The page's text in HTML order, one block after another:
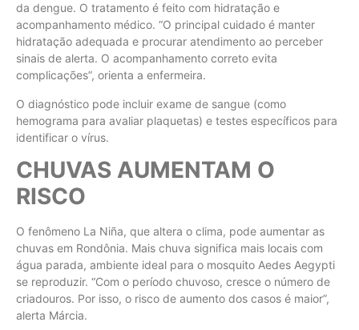
da dengue. O tratamento é feito com hidratação e
acompanhamento médico. “O principal cuidado é manter
hidratação adequada e procurar atendimento ao perceber
sinais de alerta. O acompanhamento correto evita
complicações”, orienta a enfermeira.
O diagnóstico pode incluir exame de sangue (como
hemograma para avaliar plaquetas) e testes específicos para
identificar o vírus.
CHUVAS AUMENTAM O
RISCO
O fenômeno La Niña, que altera o clima, pode aumentar as
chuvas em Rondônia. Mais chuva significa mais locais com
água parada, ambiente ideal para o mosquito Aedes Aegypti
se reproduzir. “Com o período chuvoso, cresce o número de
criadouros. Por isso, o risco de aumento dos casos é maior”,
alerta Márcia.